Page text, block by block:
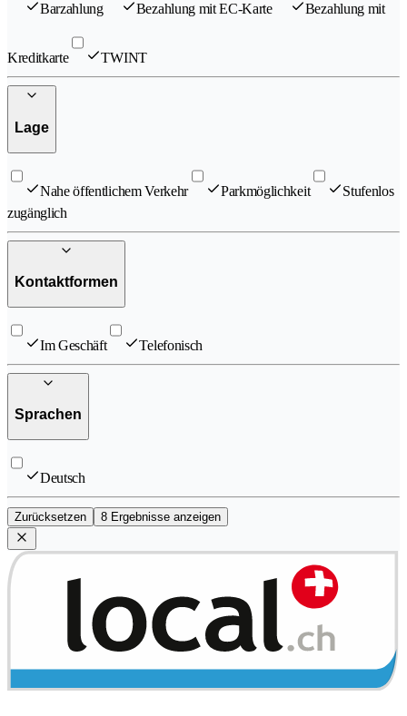
Barzahlung Bezahlung mit EC-Karte Bezahlung mit
Kreditkarte TWINT
Lage
Nahe öffentlichem Verkehr Parkmöglichkeit
Stufenlos
zugänglich
Kontaktformen
Im Geschäft Telefonisch
Sprachen
Deutsch
Zurücksetzen 8 Ergebnisse anzeigen